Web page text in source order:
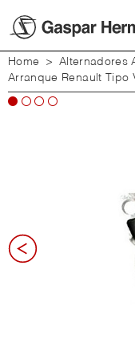
Home > Alternadores
Arranque Renault Tipo